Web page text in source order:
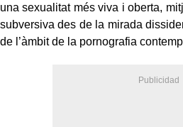
una sexualitat més viva i oberta,
subversiva des de la mirada
de l’àmbit de la pornografia